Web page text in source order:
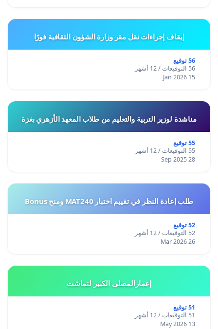
إيقاف إجراءات نقل مقر وزارة الشؤون الثقافية فورًا
56 توقيع
56 التوقيعات / 12 أشهر
15 Jan 2026
مناشدة لوزير التربية والتعليم من طلاب المعهد الأزهري بغزة
55 توقيع
55 التوقيعات / 12 أشهر
28 Sep 2025
طلب إعادة النظر في تقييم اختبار MAT240 ومنح Bonus
52 توقيع
52 التوقيعات / 12 أشهر
26 Mar 2026
إعمارالمصلى الكبير لتماشت
51 توقيع
51 التوقيعات / 12 أشهر
13 May 2026